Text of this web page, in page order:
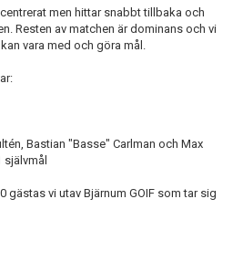
men hittar snabbt tillbaka och
Resten av matchen är dominans och vi
vara med och göra mål.
Bastian "Basse" Carlman och Max
gästas vi utav Bjärnum GOIF som tar sig